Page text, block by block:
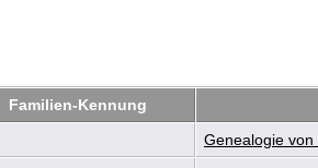
Familien-Kennung
Genealogie